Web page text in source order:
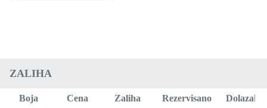
ZALIHA
Boja Cena Zaliha Rezervisano
Dolazak